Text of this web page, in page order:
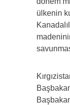
ülkenin